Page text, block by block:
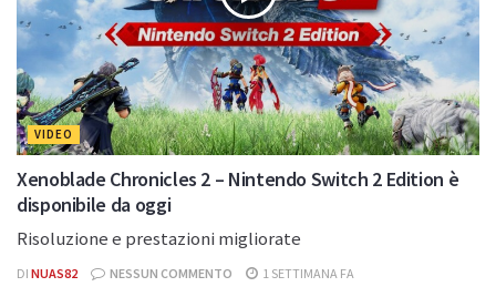
VIDEO
Xenoblade Chronicles 2 – Nintendo Switch 2 Edition è
disponibile da oggi
Risoluzione e prestazioni migliorate
DI NUAS82 NESSUN COMMENTO 1 SETTIMANA FA